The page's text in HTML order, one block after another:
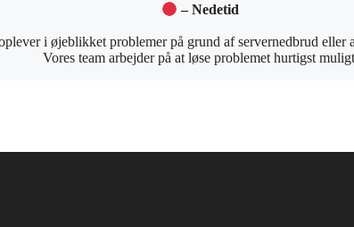
– Nedetid
i øjeblikket problemer på grund af servernedbrud eller
Vores team arbejder på at løse problemet hurtigst